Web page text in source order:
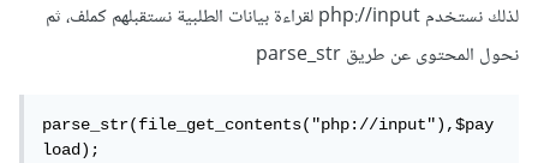
لذلك نستخدم php://input لقراءة بيانات الطلبية نستقبلهم كملف، ثم
نحول المحتوى عن طريق parse_str
parse_str(file_get_contents("php://input"),$pay
load);